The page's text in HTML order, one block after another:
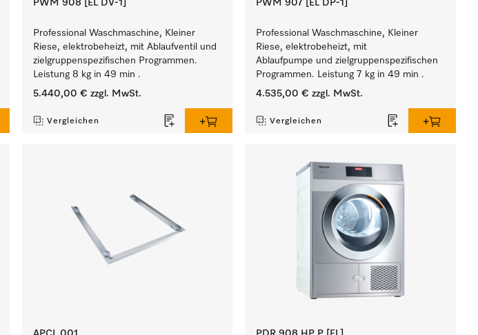
PWM 908 [EL DV-1]
Professional Waschmaschine, Kleiner
Riese, elektrobeheizt, mit Ablaufventil und
zielgruppenspezifischen Programmen.
Leistung 8 kg in 49 min .
5.440,00 € zzgl. MwSt.
Vergleichen
PWM 907 [EL DP-1]
Professional Waschmaschine, Kleiner
Riese, elektrobeheizt, mit
Ablaufpumpe und zielgruppenspezifischen
Programmen. Leistung 7 kg in 49 min .
4.535,00 € zzgl. MwSt.
Vergleichen